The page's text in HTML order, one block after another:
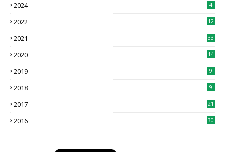
2024 4
2022 12
2021 33
2020 14
2019 9
2018 9
2017 21
2016 30